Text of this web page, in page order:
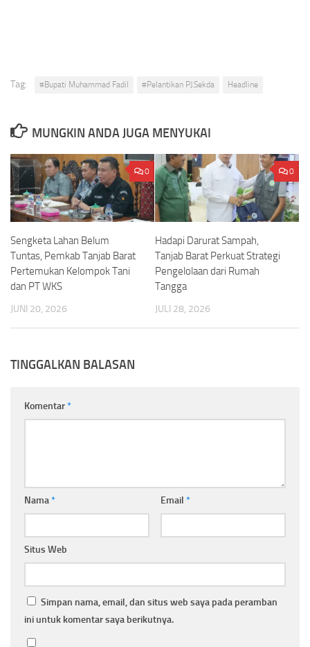
Tag: #Bupati Muhammad Fadil #Pelantikan PJ.Sekda Headline
MUNGKIN ANDA JUGA MENYUKAI
0
Sengketa Lahan Belum
Tuntas, Pemkab Tanjab Barat
Pertemukan Kelompok Tani
dan PT WKS
JUNI 20, 2026
0
Hadapi Darurat Sampah,
Tanjab Barat Perkuat Strategi
Pengelolaan dari Rumah
Tangga
JULI 28, 2026
TINGGALKAN BALASAN
Komentar*
Nama* Email *
Situs Web
Simpan nama, email, dan situs web saya pada peramban
ini untuk komentar saya berikutnya.